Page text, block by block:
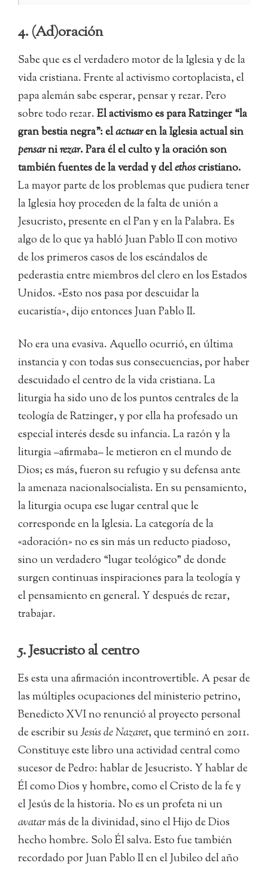
4. (Ad)oración
Sabe que es el verdadero motor de la Iglesia y de la
vida cristiana. Frente al activismo cortoplacista, el
papa alemán sabe esperar, pensar y rezar. Pero
sobre todo rezar.El activismo es para Ratzinger “la
gran bestia negra”: elactuaren la Iglesia actual sin
pensarnirezar. Para él el culto y la oración son
también fuentes de la verdad y delethoscristiano.
La mayor parte de los problemas que pudiera tener
la Iglesia hoy proceden de la falta de unión a
Jesucristo, presente en el Pan y en la Palabra. Es
algo de lo que ya habló Juan Pablo II con motivo
de los primeros casos de los escándalos de
pederastia entre miembros del clero en los Estados
Unidos. «Esto nos pasa por descuidar la
eucaristía», dijo entonces Juan Pablo II.
No era una evasiva. Aquello ocurrió, en última
instancia y con todas sus consecuencias, por haber
descuidado el centro de la vida cristiana. La
liturgia ha sido uno de los puntos centrales de la
teología de Ratzinger, y por ella ha profesado un
especial interés desde su infancia. La razón y la
liturgia –afirmaba– le metieron en el mundo de
Dios; es más, fueron su refugio y su defensa ante
la amenaza nacionalsocialista. En su pensamiento,
la liturgia ocupa ese lugar central que le
corresponde en la Iglesia. La categoría de la
«adoración» no es sin más un reducto piadoso,
sino un verdadero “lugar teológico” de donde
surgen continuas inspiraciones para la teología y
el pensamiento en general. Y después de rezar,
trabajar.
5. Jesucristo al centro
Es esta una afirmación incontrovertible. A pesar de
las múltiples ocupaciones del ministerio petrino,
Benedicto XVI no renunció al proyecto personal
de escribir suJesús de Nazaret, que terminó en 2011.
Constituye este libro una actividad central como
sucesor de Pedro: hablar de Jesucristo. Y hablar de
Él como Dios y hombre, como el Cristo de la fe y
el Jesús de la historia. No es un profeta ni un
avatarmás de la divinidad, sino el Hijo de Dios
hecho hombre. Solo Él salva. Esto fue también
recordado por Juan Pablo II en el Jubileo del año